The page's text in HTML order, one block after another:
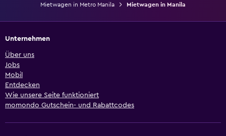
Mietwagen in Metro Manila
Mietwagen in Manila
Unternehmen
Über uns
Jobs
Mobil
Entdecken
Wie unsere Seite funktioniert
momondo Gutschein- und Rabattcodes